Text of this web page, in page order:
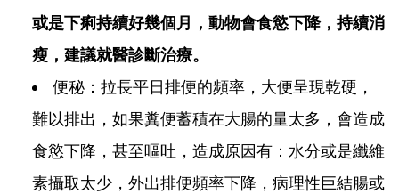
或是下痢持續好幾個月，動物會食慾下降，持續消
瘦，建議就醫診斷治療。
便秘：拉長平日排便的頻率，大便呈現乾硬，
難以排出，如果糞便蓄積在大腸的量太多，會造成
食慾下降，甚至嘔吐，造成原因有：水分或是纖維
素攝取太少，外出排便頻率下降，病理性巨結腸或